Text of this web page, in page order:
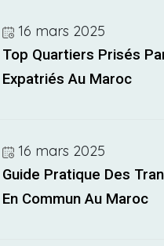
16 mars 2025
Top Quartiers Prisés
Expatriés Au Maroc
16 mars 2025
Guide Pratique Des
En Commun Au Maroc